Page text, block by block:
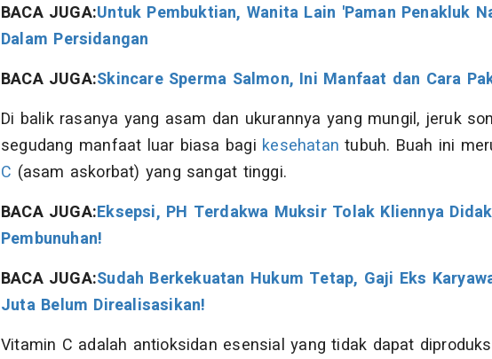
BACA JUGA:Untuk Pembuktian, Wanita Lain 'Paman Penakluk
Dalam Persidangan
BACA JUGA:Skincare Sperma Salmon, Ini Manfaat dan Cara
Di balik rasanya yang asam dan ukurannya yang mungil, jeruk
segudang manfaat luar biasa bagi kesehatan tubuh. Buah ini
C (asam askorbat) yang sangat tinggi.
BACA JUGA:Eksepsi, PH Terdakwa Muksir Tolak Kliennya
Pembunuhan!
BACA JUGA:Sudah Berkekuatan Hukum Tetap, Gaji Eks
Juta Belum Direalisasikan!
Vitamin C adalah antioksidan esensial yang tidak dapat